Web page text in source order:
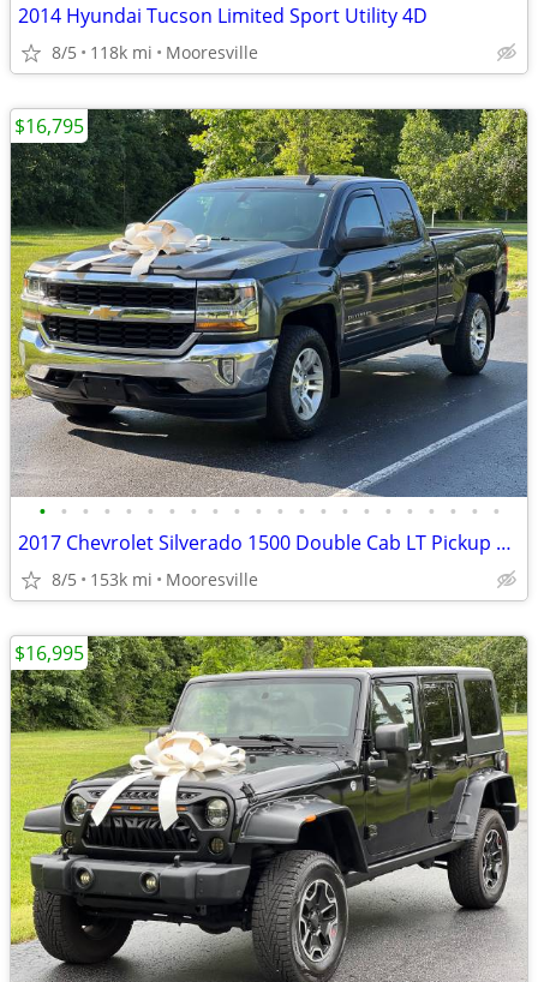
2014 Hyundai Tucson Limited Sport Utility 4D
8/5 118k mi Mooresville
• • • • • • • • • • • • • • • • • • • • • •
2017 Chevrolet Silverado 1500 Double Cab LT Pickup 4D 6 1/2 ft
8/5 153k mi Mooresville
$16,795
$16,995